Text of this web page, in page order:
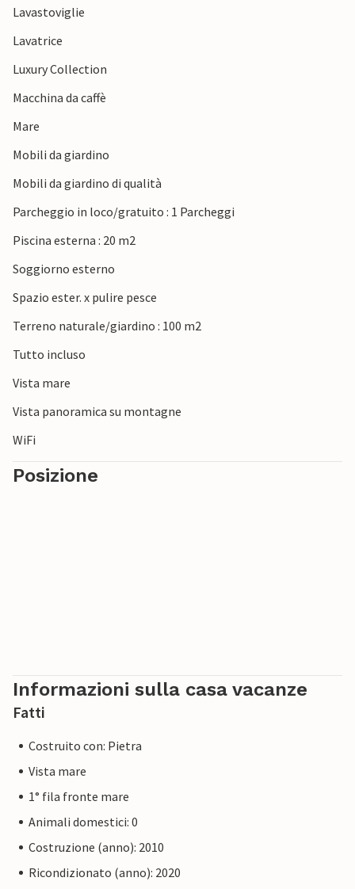
Lavastoviglie
Lavatrice
Luxury Collection
Macchina da caffè
Mare
Mobili da giardino
Mobili da giardino di qualità
Parcheggio in loco/gratuito : 1 Parcheggi
Piscina esterna : 20 m2
Soggiorno esterno
Spazio ester. x pulire pesce
Terreno naturale/giardino : 100 m2
Tutto incluso
Vista mare
Vista panoramica su montagne
WiFi
Posizione
Informazioni sulla casa vacanze
Fatti
Costruito con: Pietra
Vista mare
1° fila fronte mare
Animali domestici: 0
Costruzione (anno): 2010
Ricondizionato (anno): 2020